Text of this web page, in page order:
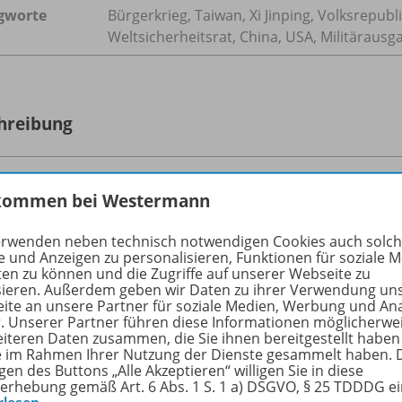
Bürgerkrieg, Taiwan, Xi Jinping,
Weltsicherheitsrat, China, USA,
zwischen der Volksrepublik China und Taiwan
im Rahmen ihrer Ein-China-Politik den Inselstaat als
- notfalls auch mit militärischer Gewalt.
isoliert, will seine Eigenständigkeit und
der westlichen Staaten.
bei Westermann
neben technisch notwendigen Cookies auch
und Anzeigen zu personalisieren, Funktionen für soziale
zu können und die Zugriffe auf unserer Webseite zu
Außerdem geben wir Daten zu ihrer Verwendung
an unsere Partner für soziale Medien, Werbung und
Unserer Partner führen diese Informationen
Daten zusammen, die Sie ihnen bereitgestellt
im Rahmen Ihrer Nutzung der Dienste gesammelt haben.
des Buttons „Alle Akzeptieren“ willigen Sie in diese
gemäß Art. 6 Abs. 1 S. 1 a) DSGVO, § 25 TDDDG